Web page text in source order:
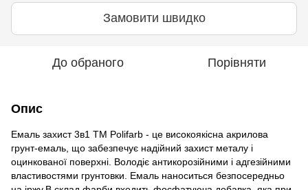
Замовити швидко
До обраного Порівняти
Опис
Емаль захист 3в1 ТМ Polifarb - це високоякісна акрилова
грунт-емаль, що забезпечує надійний захист металу і
оцинкованої поверхні. Володіє антикорозійними і адгезійними
властивостями грунтовки. Емаль наноситься безпосередньо